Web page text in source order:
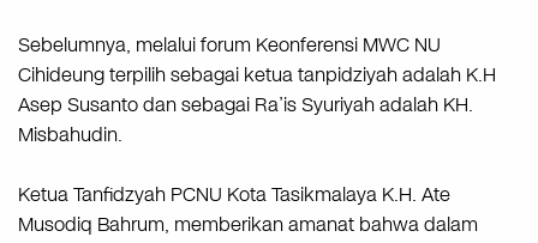
Sebelumnya, melalui forum Keonferensi MWC NU
Cihideung terpilih sebagai ketua tanpidziyah adalah K.H
Asep Susanto dan sebagai Ra’is Syuriyah adalah KH.
Misbahudin.
Ketua Tanfidzyah PCNU Kota Tasikmalaya K.H. Ate
Musodiq Bahrum, memberikan amanat bahwa dalam